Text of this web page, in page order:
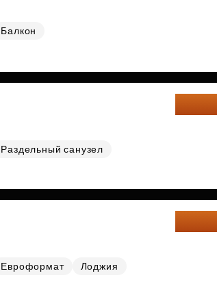
Балкон
Раздельный санузел
Евроформат
Лоджия